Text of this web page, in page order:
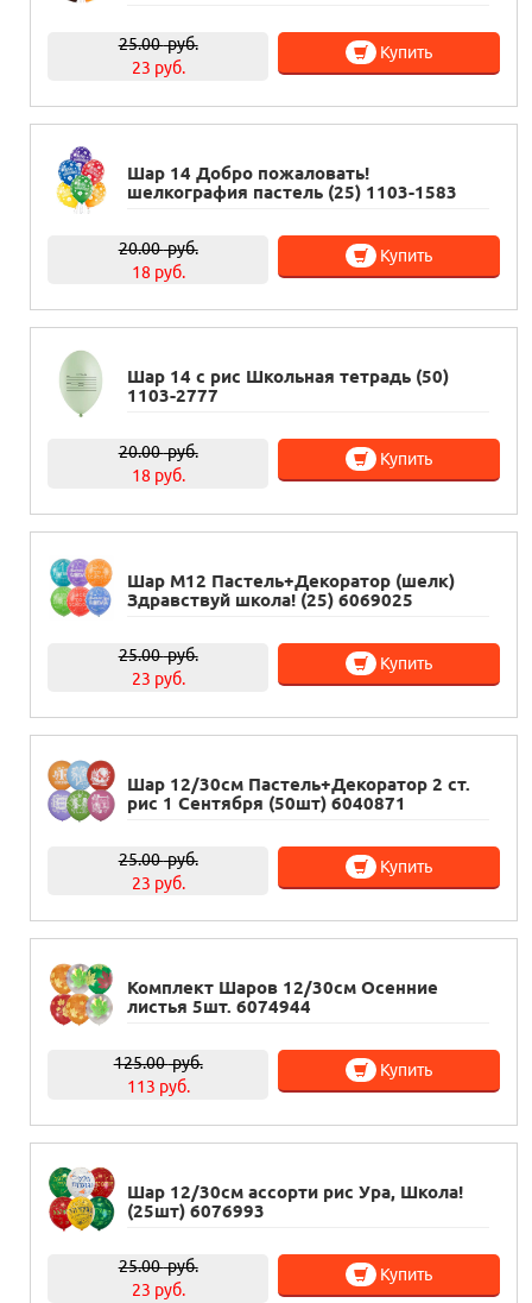
25.00руб.
23 руб.
Купить
Шар 14 Добро пожаловать!
шелкография пастель (25) 1103-1583
20.00руб.
18 руб.
Купить
Шар 14 с рис Школьная тетрадь (50)
1103-2777
20.00руб.
18 руб.
Купить
Шар М12 Пастель+Декоратор (шелк)
Здравствуй школа! (25) 6069025
25.00руб.
23 руб.
Купить
Шар 12/30см Пастель+Декоратор 2 ст.
рис 1 Сентября (50шт) 6040871
25.00руб.
23 руб.
Купить
Комплект Шаров 12/30см Осенние
листья 5шт. 6074944
125.00руб.
113 руб.
Купить
Шар 12/30см ассорти рис Ура, Школа!
(25шт) 6076993
25.00руб.
23 руб.
Купить